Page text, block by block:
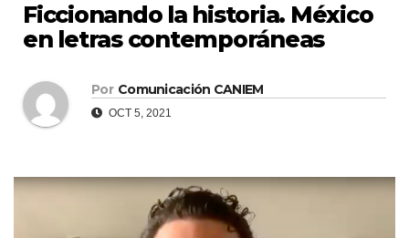
Ficcionando la historia. México
en letras contemporáneas
Por Comunicación CANIEM
OCT 5, 2021